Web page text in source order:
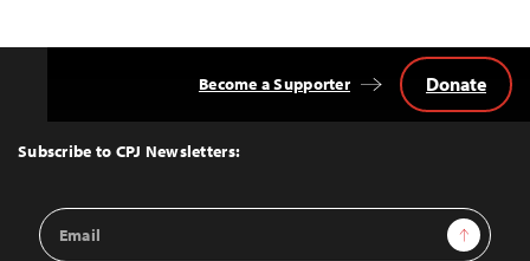
Top
Subscribe to CPJ Newsletters:
Email
Address
Sign Up
Become a Supporter Donate